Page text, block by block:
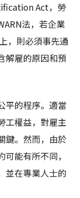
Act，勞
法，若企業
，則必須事先通
解雇的原因和預
平的程序。適當
工權益，對雇主
鍵。然而，由於
能有所不同，
並在專業人士的